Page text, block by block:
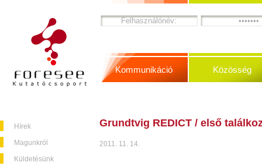
Hírek
Magunkról
Küldetésünk
Kommunikáció Közösség
Grundtvig REDICT / első
2011. 11. 14.